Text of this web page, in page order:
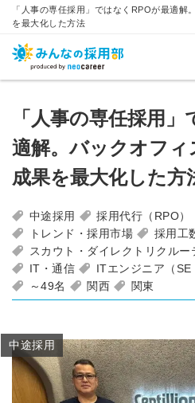
「人事の専任採用」ではなくRPOが最適解
を最大化した方法
「人事の専任採用
適解。バックオフィ
成果を最大化した方
中途採用 採用代行（RPO）
トレンド・採用市場
採用工
スカウト・ダイレクトリクルー
IT・通信
ITエンジニア（SE
～49名
関西 関東
中途採用